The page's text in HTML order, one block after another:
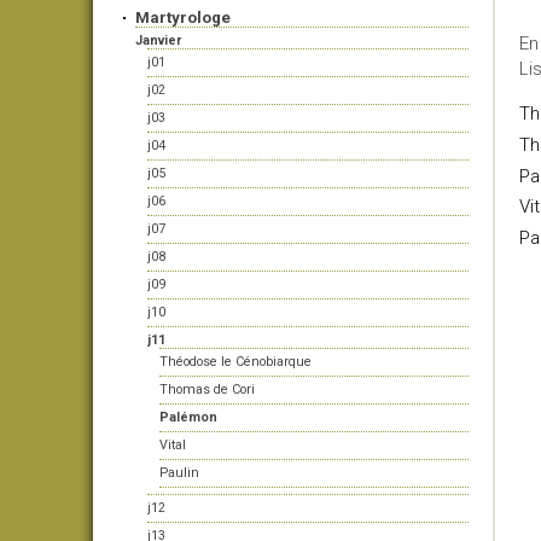
Martyrologe
Janvier
j01
j02
j03
j04
j05
j06
j07
j08
j09
j10
j11
Théodose le Cénobiarque
Thomas de Cori
Palémon
Vital
Paulin
j12
j13